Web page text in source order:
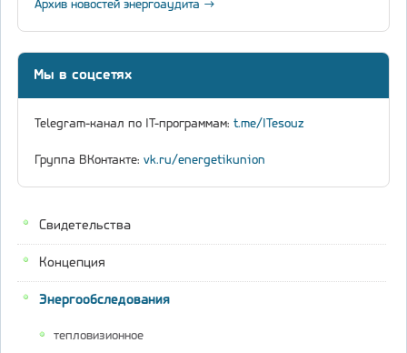
Свидетельства
Концепция
Энергообследования
тепловизионное
Архив новостей энергоаудита →
Мы в соцсетях
Telegram-канал по IT-программам: t.me/ITesouz
Группа ВКонтакте: vk.ru/energetikunion